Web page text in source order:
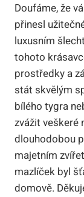
Doufáme, že
přinesl
luxusním‌
tohoto
prostředky a
stát⁤ skvělým
bílého tygra‍
zvážit veškeré
dlouhodobou
majetním
mazlíček byl
domově.